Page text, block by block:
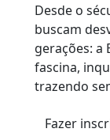
Desde o
buscam
gerações: a
fascina,
trazendo
Fazer